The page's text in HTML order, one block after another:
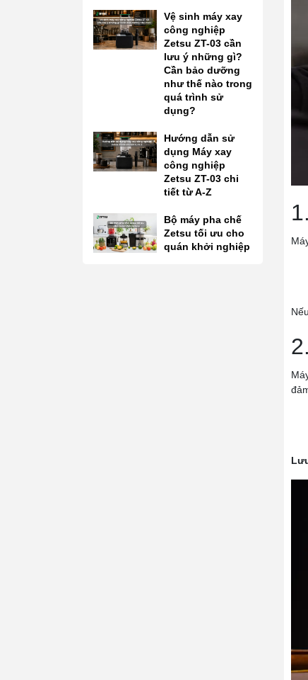
1.
2.
Vệ sinh máy xay
công nghiệp
Zetsu ZT-03 cần
lưu ý những gì?
Cần bảo dưỡng
như thế nào trong
quá trình sử
dụng?
Hướng dẫn sử
dụng Máy xay
công nghiệp
Zetsu ZT-03 chi
tiết từ A-Z
Bộ máy pha chế
Zetsu tối ưu cho
quán khởi nghiệp